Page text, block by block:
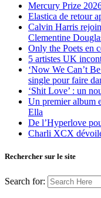
Mercury Prize
Elastica de retour
Calvin Harris
Clementine
Only the Poets en
5 artistes UK
‘Now We Can’t
single pour faire
‘Shit Love’ : un
Un premier album
Ella
De l’Hyperlove
Charli XCX
Rechercher sur le site
Search for: